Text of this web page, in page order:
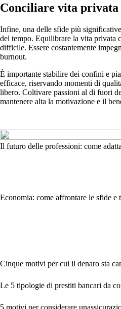
Conciliare vita privata
Infine, una delle sfide più
del tempo. Equilibrare la vita privata
difficile. Essere costantemente
burnout.
È importante stabilire dei confini e
efficace, riservando momenti di
libero. Coltivare passioni al di fuori
mantenere alta la motivazione e il
Il futuro delle professioni: come
Economia: come affrontare le sfide e
Cinque motivi per cui il denaro sta
Le 5 tipologie di prestiti bancari da
5 motivi per considerare